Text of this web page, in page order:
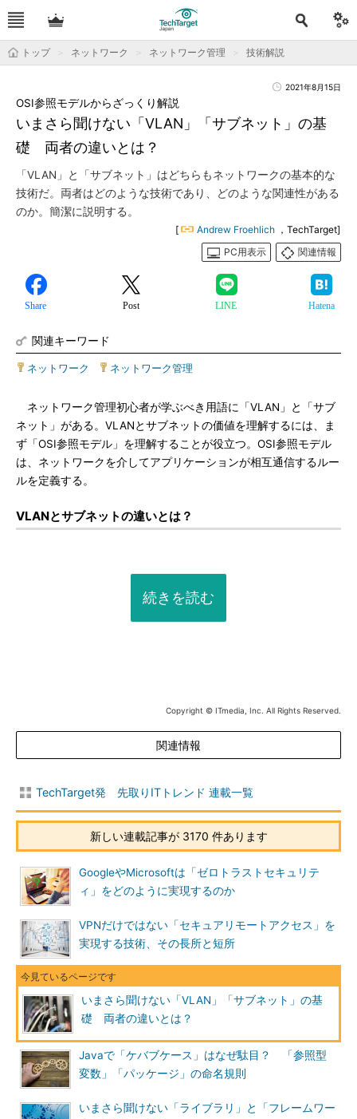
トップ ネットワーク ネットワーク管理 技術解説
2021年8月15日
いまさら聞けない「VLAN」「サブネット」の基
礎 両者の違いとは？
OSI参照モデルからざっくり解説
「VLAN」と「サブネット」はどちらもネットワークの基本的な
技術だ。両者はどのような技術であり、どのような関連性がある
のか。簡潔に説明する。
[ Andrew Froehlich ，TechTarget]
PC用表示
関連情報
Share Post LINE Hatena
関連キーワード
ネットワーク ネットワーク管理
ネットワーク管理初心者が学ぶべき用語に「VLAN」と「サブ
ネット」がある。VLANとサブネットの価値を理解するには、ま
ず「OSI参照モデル」を理解することが役立つ。OSI参照モデル
は、ネットワークを介してアプリケーションが相互通信するルー
ルを定義する。
VLANとサブネットの違いとは？
続きを読む
Copyright © ITmedia, Inc. All Rights Reserved.
関連情報
TechTarget発 先取りITトレンド 連載一覧
新しい連載記事が 3170 件あります
GoogleやMicrosoftは「ゼロトラストセキュリテ
ィ」をどのように実現するのか
VPNだけではない「セキュアリモートアクセス」を
実現する技術、その長所と短所
いまさら聞けない「VLAN」「サブネット」の基
礎 両者の違いとは？
Javaで「ケバブケース」はなぜ駄目？ 「参照型
変数」「パッケージ」の命名規則
いまさら聞けない「ライブラリ」と「フレームワー